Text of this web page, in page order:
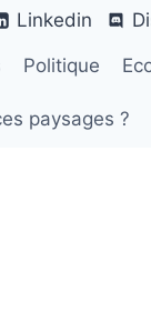
Linkedin
Politique
paysages ?